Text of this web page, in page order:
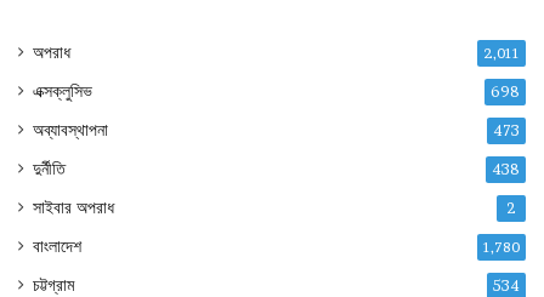
অপরাধ 2,011
এক্সক্লুসিভ 698
অব্যাবস্থাপনা 473
দুর্নীতি 438
সাইবার অপরাধ 2
বাংলাদেশ 1,780
চট্টগ্রাম 534